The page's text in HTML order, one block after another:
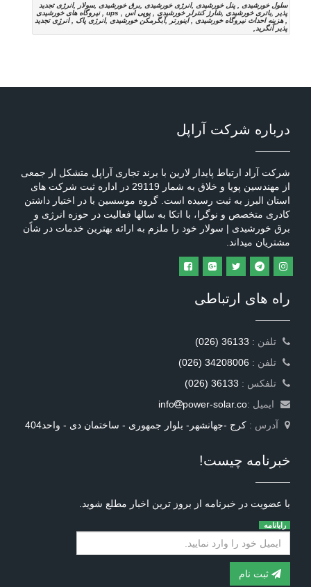
سلول خورشیدی , پنل خورشیدی ,انرژی خورشیدی ,برق خورشیدی ,سولار ,انرژی تجدید
پذیر ,باتری خورشیدی ,شارژ کنترلر خورشیدی , یوپی اس , ups , نیروگاه های خورشیدی
, هزینه احداث نیروگاه خورشیدی , اینورتر ,آبگرمکن خورشیدی ,انرژی پاک , انرژِی تجدید
پذیر آنگرید,
درباره شرکت آراپل
شرکت آراد ارتباط پایدار لارین با برند تجاری آراپل متشکل از جمعی
از مهندسین پویا و خلاق به شمار 29119 در اداره ثبت شرکت های
استان البرز به ثبت رسیده است. گروه موسسین با در اختیار داشتن
کادری متخصص و نوگرا، با اتکا به سالها فعالیت در حوزه انرژی و
برق خورشیدی | سولار خود را ملزم به ارائه بهترین خدمات در شاًن
مشتریان میداند.
راه های ارتباطی
(026) 36133
(026) 34208006
(026) 36133
ایمیل :
info
power-solar.co
آدرس : کرج -جهانشهر- بلوار جمهوری - ساختمان دی - واحد404
خبرنامه چیست!
با عضویت در خبرنامه از بروز ترین اخبار مطلع شوید.
رایانامه
ثبت نام